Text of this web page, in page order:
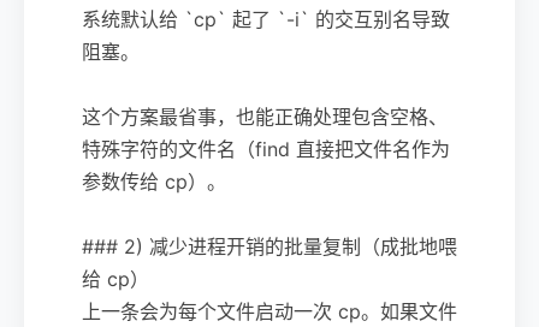
系统默认给 `cp` 起了 `-i` 的交互别名导致
阻塞。
这个方案最省事，也能正确处理包含空格、
特殊字符的文件名（find 直接把文件名作为
参数传给 cp）。
### 2) 减少进程开销的批量复制（成批地喂
给 cp）
上一条会为每个文件启动一次 cp。如果文件